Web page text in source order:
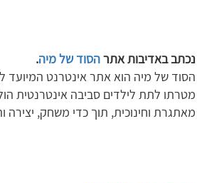
נכתב באדיבות אתרהסוד של מיה.
מטרתו לתת לילדים סביבה אינטרנטית
מאתגרת וחינוכית, תוך כדי משחק, יצירה